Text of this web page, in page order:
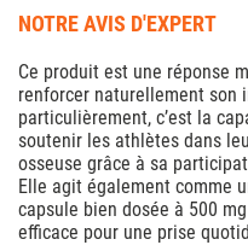
NOTRE AVIS D'EXPERT
Ce produit est une réponse
renforcer naturellement son
particulièrement, c’est la
soutenir les athlètes dans
osseuse grâce à sa
Elle agit également comme
capsule bien dosée à 500
efficace pour une prise